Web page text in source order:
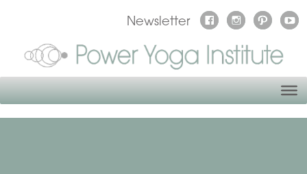
Newsletter